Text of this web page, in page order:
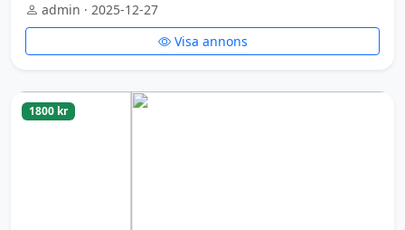
admin · 2025-12-27
Visa annons
1800 kr